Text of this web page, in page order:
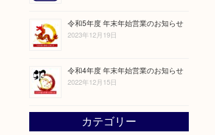
令和5年度 年末年始営業のお知らせ
2023年12月19日
令和4年度 年末年始営業のお知らせ
2022年12月15日
カテゴリー